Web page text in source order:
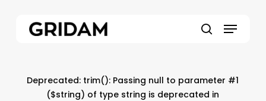
Menu
Deprecated: trim(): Passing null to parameter #1
($string) of type string is deprecated in